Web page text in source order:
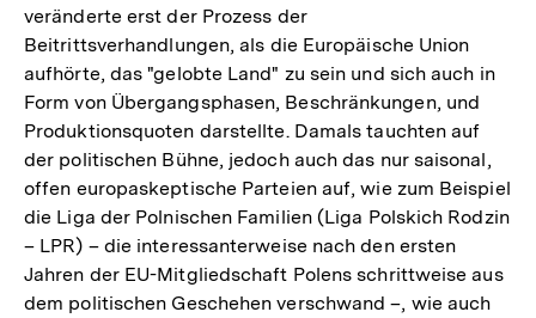
veränderte erst der Prozess der
Beitrittsverhandlungen, als die Europäische Union
aufhörte, das "gelobte Land" zu sein und sich auch in
Form von Übergangsphasen, Beschränkungen, und
Produktionsquoten darstellte. Damals tauchten auf
der politischen Bühne, jedoch auch das nur saisonal,
offen europa­skeptische Parteien auf, wie zum Beispiel
die Liga der Polnischen Familien (Liga Polskich Rodzin
– LPR) – die interessanterweise nach den ersten
Jahren der EU-Mitgliedschaft Polens schrittweise aus
dem politischen Geschehen verschwand –, wie auch